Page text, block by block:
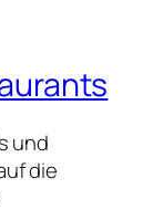
und
die